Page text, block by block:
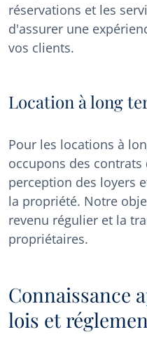
réservations et les
d'assurer une
vos clients.
Location à long
Pour les locations à
occupons des
perception des loyers
la propriété. Notre
revenu régulier et la
propriétaires.
Connaissance
lois et